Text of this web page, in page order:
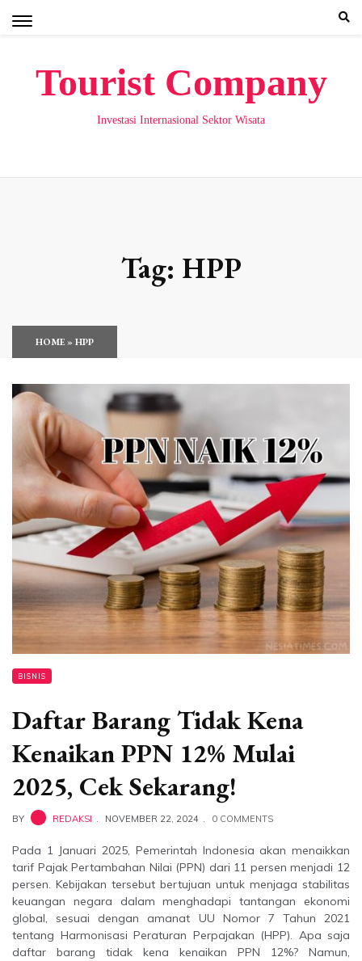
Tourist Company
Investasi Internasional Sektor Wisata
Tag: HPP
HOME»HPP
BISNIS
Daftar Barang Tidak Kena
Kenaikan PPN 12% Mulai
2025, Cek Sekarang!
BY REDAKSI NOVEMBER 22, 2024 0 COMMENTS
Pada 1 Januari 2025, Pemerintah Indonesia akan menaikkan
tarif Pajak Pertambahan Nilai (PPN) dari 11 persen menjadi 12
persen. Kebijakan tersebut bertujuan untuk menjaga stabilitas
keuangan negara dalam menghadapi tantangan ekonomi
global, sesuai dengan amanat UU Nomor 7 Tahun 2021
tentang Harmonisasi Peraturan Perpajakan (HPP). Apa saja
daftar barang tidak kena kenaikan PPN 12%? Namun,